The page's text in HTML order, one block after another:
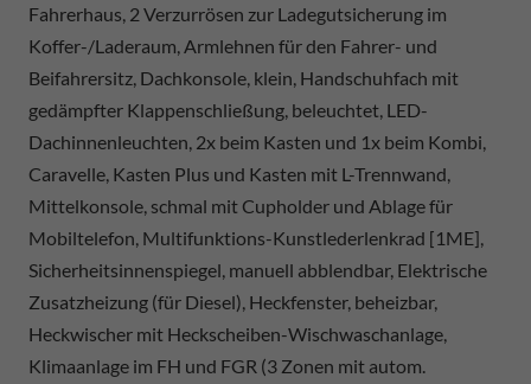
Fahrerhaus, 2 Verzurrösen zur Ladegutsicherung im
Koffer-/Laderaum, Armlehnen für den Fahrer- und
Beifahrersitz, Dachkonsole, klein, Handschuhfach mit
gedämpfter Klappenschließung, beleuchtet, LED-
Dachinnenleuchten, 2x beim Kasten und 1x beim Kombi,
Caravelle, Kasten Plus und Kasten mit L-Trennwand,
Mittelkonsole, schmal mit Cupholder und Ablage für
Mobiltelefon, Multifunktions-Kunstlederlenkrad [1ME],
Sicherheitsinnenspiegel, manuell abblendbar, Elektrische
Zusatzheizung (für Diesel), Heckfenster, beheizbar,
Heckwischer mit Heckscheiben-Wischwaschanlage,
Klimaanlage im FH und FGR (3 Zonen mit autom.